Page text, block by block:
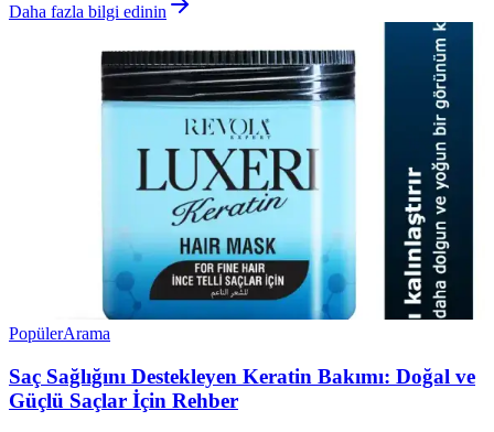
Daha fazla bilgi edinin
PopülerArama
Saç Sağlığını Destekleyen Keratin Bakımı: Doğal ve
Güçlü Saçlar İçin Rehber